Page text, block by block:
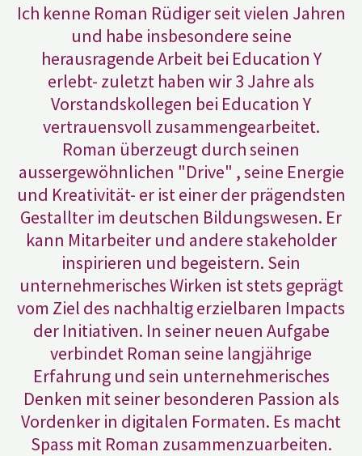
Ich kenne Roman Rüdiger seit vielen Jahren
und habe insbesondere seine
herausragende Arbeit bei Education Y
erlebt- zuletzt haben wir 3 Jahre als
Vorstandskollegen bei Education Y
vertrauensvoll zusammengearbeitet.
Roman überzeugt durch seinen
aussergewöhnlichen "Drive" , seine Energie
und Kreativität- er ist einer der prägendsten
Gestallter im deutschen Bildungswesen. Er
kann Mitarbeiter und andere stakeholder
inspirieren und begeistern. Sein
unternehmerisches Wirken ist stets geprägt
vom Ziel des nachhaltig erzielbaren Impacts
der Initiativen. In seiner neuen Aufgabe
verbindet Roman seine langjährige
Erfahrung und sein unternehmerisches
Denken mit seiner besonderen Passion als
Vordenker in digitalen Formaten. Es macht
Spass mit Roman zusammenzuarbeiten.